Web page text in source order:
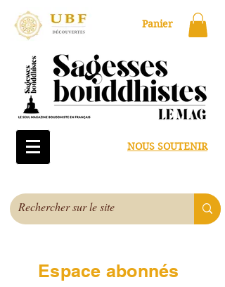
Panier
NOUS SOUTENIR
Espace abonnés